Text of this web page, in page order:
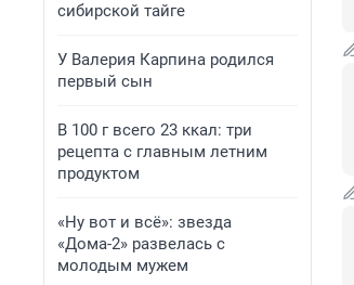
сибирской тайге
У Валерия Карпина родился
первый сын
В 100 г всего 23 ккал: три
рецепта с главным летним
продуктом
«Ну вот и всё»: звезда
«Дома-2» развелась с
молодым мужем